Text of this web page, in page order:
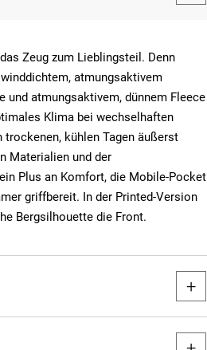
Zeug zum Lieblingsteil. Denn
atmungsaktivem
atmungsaktivem, dünnem Fleece
Klima bei wechselhaften
trockenen, kühlen Tagen äußerst
Materialien und der
Plus an Komfort, die Mobile-Pocket
griffbereit. In der Printed-Version
Bergsilhouette die Front.